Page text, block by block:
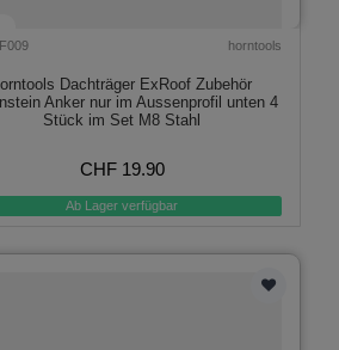
horntools
Dachträger ExRoof Zubehör
Anker nur im Aussenprofil unten 4
Stück im Set M8 Stahl
CHF 19.90
Ab Lager verfügbar